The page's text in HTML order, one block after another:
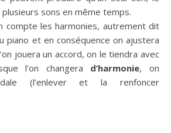
sons en même temps.
compte les harmonies, autrement dit
piano et en conséquence on ajustera
jouera un accord, on le tiendra avec
l’on changera d’harmonie, on
(l’enlever et la renfoncer